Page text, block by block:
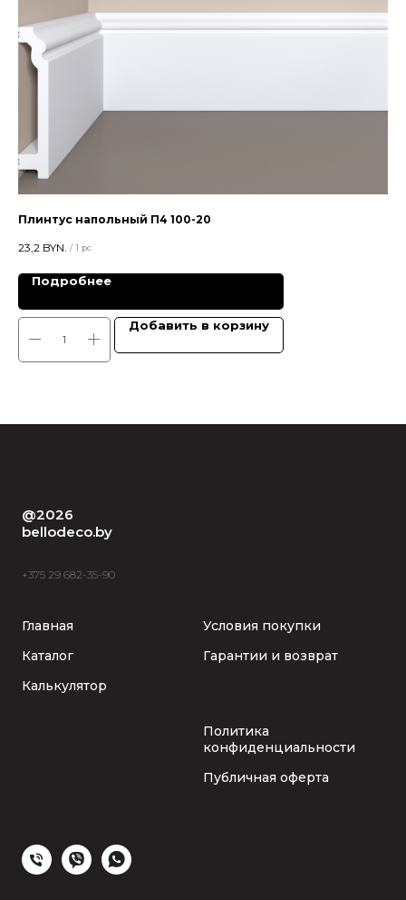
Плинтус напольный П4 100-20
23,2 BYN. / 1 pc
Подробнее
Добавить в корзину
@2026
bellodeco.by
+375 29 682-35-90
Главная
Каталог
Калькулятор
Условия покупки
Гарантии и возврат
Политика
конфиденциальности
Публичная оферта